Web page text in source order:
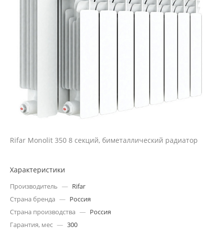
Rifar Monolit 350 8 секций, биметаллический радиатор
Характеристики
Производитель — Rifar
Страна бренда — Россия
Страна производства — Россия
Гарантия, мес — 300